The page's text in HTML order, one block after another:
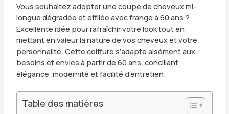
Vous souhaitez adopter une coupe de cheveux mi-
longue dégradée et effilée avec frange à 60 ans ?
Excellente idée pour rafraîchir votre look tout en
mettant en valeur la nature de vos cheveux et votre
personnalité. Cette coiffure s’adapte aisément aux
besoins et envies à partir de 60 ans, conciliant
élégance, modernité et facilité d’entretien.
Table des matières